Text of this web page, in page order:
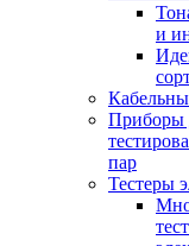
и
Приборы
пар
Тестеры